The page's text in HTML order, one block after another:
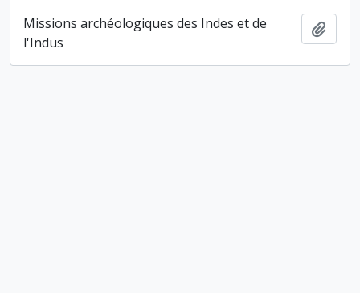
Missions archéologiques des Indes et de
l'Indus